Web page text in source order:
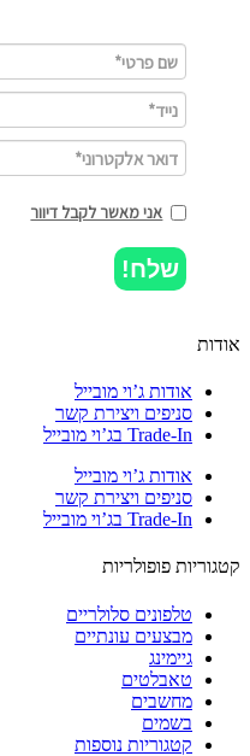
אני מאשר לקבל דיוור
שלח!
אודות ג’וי מובייל
סניפים ויצירת קשר
Trade-In בג’וי מובייל
אודות ג’וי מובייל
סניפים ויצירת קשר
Trade-In בג’וי מובייל
פופולריות
טלפונים סלולריים
מבצעים עונתיים
גיימינג
טאבלטים
מחשבים
בשמים
קטגוריות נוספות